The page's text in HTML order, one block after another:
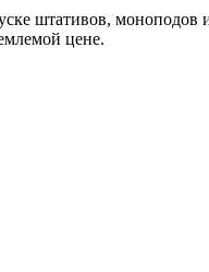
штативов,
цене.